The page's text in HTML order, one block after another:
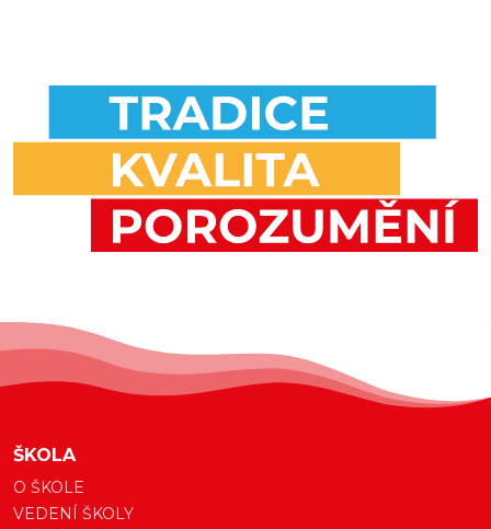
ŠKOLA
O ŠKOLE
VEDENÍ ŠKOLY